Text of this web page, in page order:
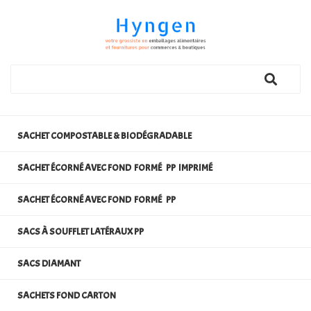
SACHET COMPOSTABLE & BIODÉGRADABLE
SACHET ÉCORNÉ AVEC FOND FORMÉ PP IMPRIMÉ
SACHET ÉCORNÉ AVEC FOND FORMÉ PP
SACS À SOUFFLET LATÉRAUX PP
SACS DIAMANT
SACHETS FOND CARTON